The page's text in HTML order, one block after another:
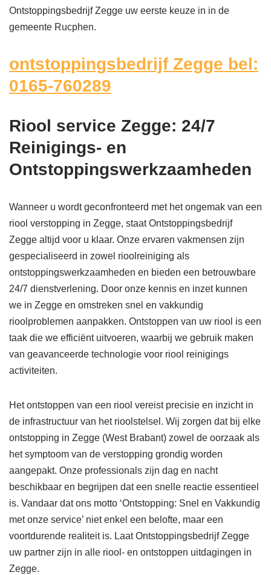
Ontstoppingsbedrijf Zegge uw eerste keuze in in de
gemeente Rucphen.
ontstoppingsbedrijf Zegge bel:
0165-760289
Riool service Zegge: 24/7
Reinigings- en
Ontstoppingswerkzaamheden
Wanneer u wordt geconfronteerd met het ongemak van een
riool verstopping in Zegge, staat Ontstoppingsbedrijf
Zegge altijd voor u klaar. Onze ervaren vakmensen zijn
gespecialiseerd in zowel rioolreiniging als
ontstoppingswerkzaamheden en bieden een betrouwbare
24/7 dienstverlening. Door onze kennis en inzet kunnen
we in Zegge en omstreken snel en vakkundig
rioolproblemen aanpakken. Ontstoppen van uw riool is een
taak die we efficiënt uitvoeren, waarbij we gebruik maken
van geavanceerde technologie voor riool reinigings
activiteiten.
Het ontstoppen van een riool vereist precisie en inzicht in
de infrastructuur van het rioolstelsel. Wij zorgen dat bij elke
ontstopping in Zegge (West Brabant) zowel de oorzaak als
het symptoom van de verstopping grondig worden
aangepakt. Onze professionals zijn dag en nacht
beschikbaar en begrijpen dat een snelle reactie essentieel
is. Vandaar dat ons motto ‘Ontstopping: Snel en Vakkundig
met onze service’ niet enkel een belofte, maar een
voortdurende realiteit is. Laat Ontstoppingsbedrijf Zegge
uw partner zijn in alle riool- en ontstoppen uitdagingen in
Zegge.